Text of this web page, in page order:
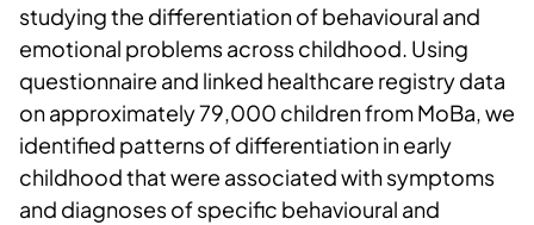
studying the differentiation of behavioural and
emotional problems across childhood. Using
questionnaire and linked healthcare registry data
on approximately 79,000 children from MoBa, we
identified patterns of differentiation in early
childhood that were associated with symptoms
and diagnoses of specific behavioural and